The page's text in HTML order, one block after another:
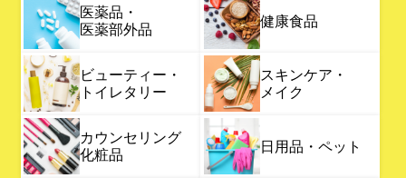
医薬品・
医薬部外品
健康食品
ビューティー・
トイレタリー
スキンケア・
メイク
カウンセリング
化粧品
日用品・ペット